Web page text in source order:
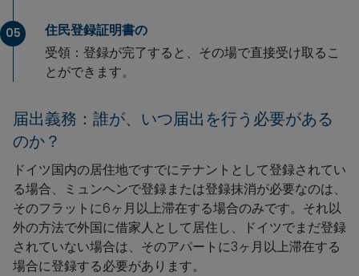
05
住民登録証明書の
受領：登録が完了すると、その場で直接受け取るこ
とができます。
届出義務：誰が、いつ届出を行う必要がある
のか？
ドイツ国内の居住地ですでにテナントとして登録されてい
る場合、ミュンヘンで登録または登録抹消が必要なのは、
そのフラットに6ヶ月以上滞在する場合のみです。それ以
外の方法で外国に借家人として居住し、ドイツでまだ登録
されていない場合は、そのアパートに3ヶ月以上滞在する
場合に登録する必要があります。